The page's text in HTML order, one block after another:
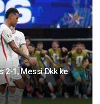
2-1, Messi Dkk ke